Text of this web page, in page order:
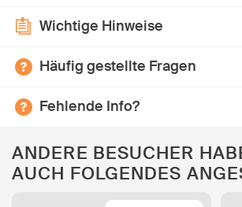
Wichtige Hinweise
Häufig gestellte Fragen
Fehlende Info?
ANDERE BESUCHER
AUCH FOLGENDES